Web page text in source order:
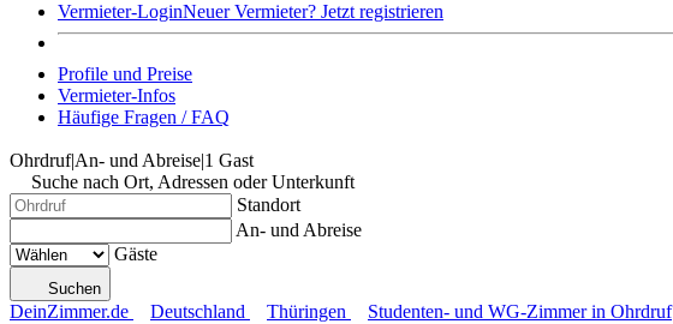
Vermieter-LoginNeuer Vermieter? Jetzt registrieren
Profile und Preise
Vermieter-Infos
Häufige Fragen / FAQ
Ohrdruf|An- und Abreise|1 Gast
Suche nach Ort, Adressen oder Unterkunft
Standort
An- und Abreise
Gäste
Suchen
DeinZimmer.de Deutschland Thüringen
Studenten- und WG-Zimmer in Ohrdruf